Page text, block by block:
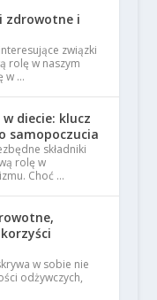
zdrowotne i
związki
rolę w naszym
w …
diecie: klucz
samopoczucia
składniki
rolę w
Choć …
w sobie nie
odżywczych,